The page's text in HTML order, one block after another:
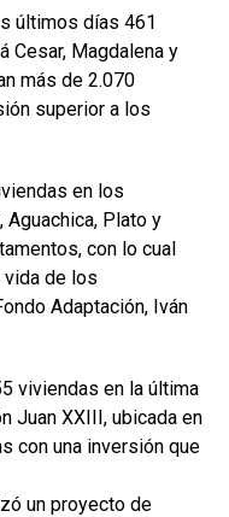
últimos días 461
Cesar, Magdalena y
más de 2.070
superior a los
en los
Aguachica, Plato y
con lo cual
vida de los
Adaptación, Iván
viviendas en la última
Juan XXIII, ubicada en
con una inversión que
un proyecto de